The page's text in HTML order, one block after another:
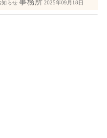
知らせ 事務所 2025年09月18日